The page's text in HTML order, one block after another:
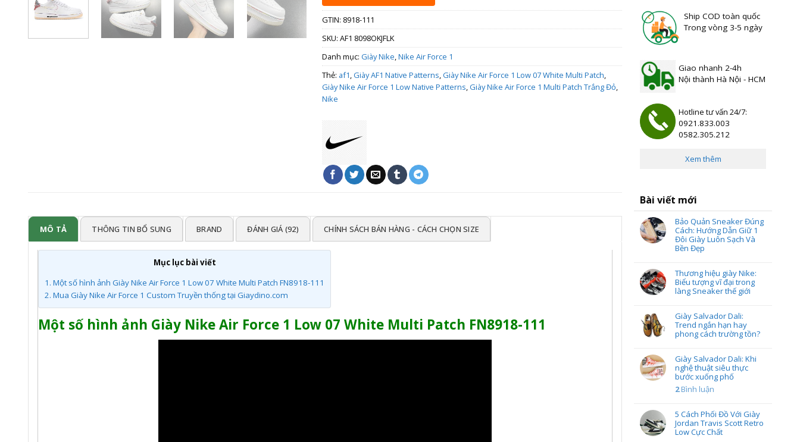
Ship COD toàn quốc
Trong vòng 3-5 ngày
Giao nhanh 2-4h
Nội thành Hà Nội - HCM
Hotline tư vấn 24/7:
0921.833.003
0582.305.212
Xem thêm
Bài viết mới
Bảo Quản Sneaker Đúng
Cách: Hướng Dẫn Giữ 1
Đôi Giày Luôn Sạch Và
Bền Đẹp
Thương hiệu giày Nike:
Biểu tượng vĩ đại trong
làng Sneaker thế giới
Giày Salvador Dali:
Trend ngắn hạn hay
phong cách trường tồn?
Giày Salvador Dali: Khi
nghệ thuật siêu thực
bước xuống phố
2Bình luận
5 Cách Phối Đồ Với Giày
Jordan Travis Scott Retro
Low Cực Chất
GTIN: 8918-111
SKU: AF1 8098OKJFLK
Danh mục: Giày Nike Nike Air Force 1
Thẻ: af1 Giày AF1 Native Patterns Giày Nike Air Force 1 Low 07 White Multi Patch
Giày Nike Air Force 1 Low Native Patterns Giày Nike Air Force 1 Multi Patch Trắng Đỏ
Nike
MÔ TẢ THÔNG TIN BỔ SUNG BRAND ĐÁNH GIÁ (92) CHÍNH SÁCH BÁN HÀNG - CÁCH CHỌN SIZE
Mục lục bài viết
1. Một số hình ảnh Giày Nike Air Force 1 Low 07 White Multi Patch FN8918-111
2. Mua Giày Nike Air Force 1 Custom Truyền thống tại Giaydino.com
Một số hình ảnh Giày Nike Air Force 1 Low 07 White Multi Patch FN8918-111